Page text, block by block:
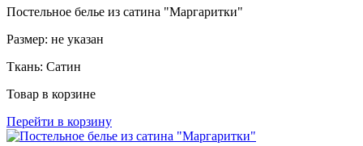
Постельное белье из сатина "Маргаритки"
Размер: не указан
Ткань: Сатин
Товар в корзине
Перейти в корзину